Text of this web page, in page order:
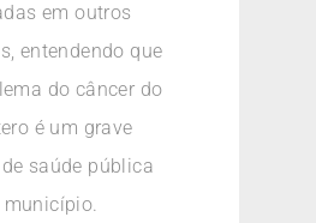
em outros
entendendo que
do câncer do
é um grave
saúde pública